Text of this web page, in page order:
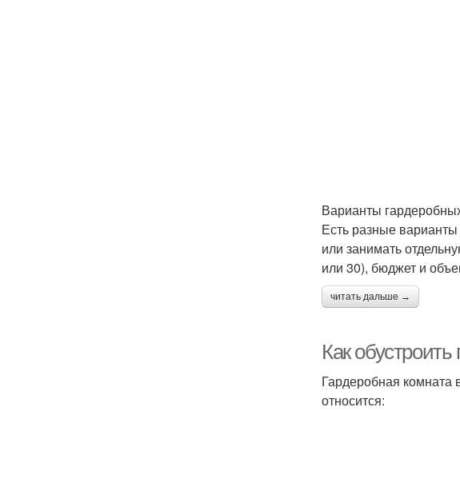
Варианты
Есть разные
или занимать
или 30), бюджет и
читать дальше →
Как
Гардеробная комната
относится: